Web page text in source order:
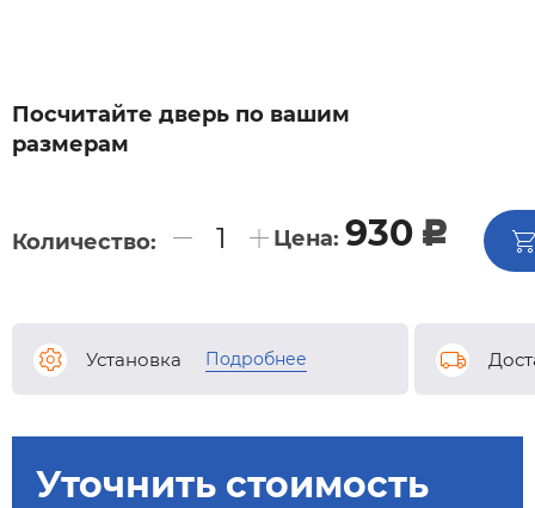
Посчитайте дверь по вашим
размерам
Количество: Цена: 930 c
Установка Подробнее
Уточнить стоимость